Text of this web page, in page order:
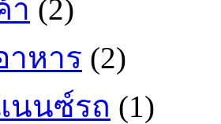
า (2)
าหาร (2)
นนซ์รถ (1)